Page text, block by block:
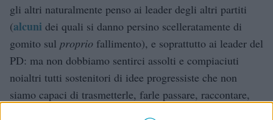
gli altri naturalmente penso ai leader degli altri partiti
(alcuni dei quali si danno persino scelleratamente di
gomito sul proprio fallimento), e soprattutto ai leader del
PD: ma non dobbiamo sentirci assolti e compiaciuti
noialtri tutti sostenitori di idee progressiste che non
siamo capaci di trasmetterle, farle passare, raccontare,